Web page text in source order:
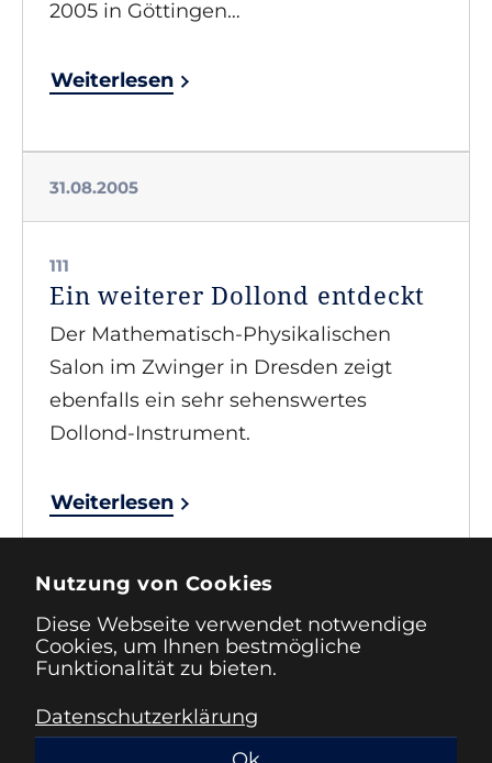
Nutzung von Cookies
Diese Webseite verwendet notwendige
Cookies, um Ihnen bestmögliche
Funktionalität zu bieten.
Datenschutzerklärung
2005 in Göttingen…
Weiterlesen
31.08.2005
111
Ein weiterer Dollond entdeckt
Der Mathematisch-Physikalischen
Salon im Zwinger in Dresden zeigt
ebenfalls ein sehr sehenswertes
Dollond-Instrument.
Weiterlesen
Impressum